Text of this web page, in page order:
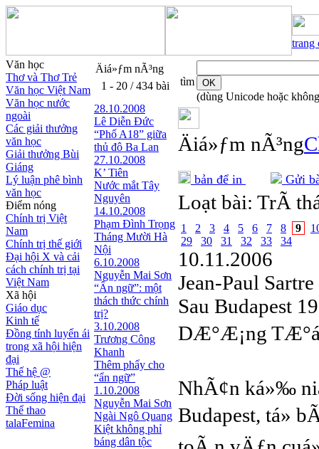
trang
Văn học
Thơ và Thơ Trẻ
Văn học Việt Nam
Văn học nước
ngoài
Các giải thưởng
văn học
Giải thưởng Bùi
Giáng
Lý luận phê bình
văn học
Điểm nóng
Chính trị Việt
Nam
Chính trị thế giới
Đại hội X và cải
cách chính trị tại
Việt Nam
Xã hội
Giáo dục
Kinh tế
Đồng tính luyến ái
trong xã hội hiện
đại
Thế hệ @
Pháp luật
Đời sống hiện đại
Thể thao
talaFemina
Äiá»ƒm nÃ³ng
1 - 20 / 434 bài
28.10.2008
Lê Diễn Đức
“Phố A18” giữa
thủ đô Ba Lan
27.10.2008
K’ Tiên
Nước mắt Tây
Nguyên
14.10.2008
Phạm Đình Trọng
Tháng Mười Hà
Nội
6.10.2008
Nguyễn Mai Sơn
“Ẩn ngữ”: một
thách thức chính
trị?
3.10.2008
Trương Công
Khanh
Thêm phẩy cho
“ẩn ngữ”
1.10.2008
Nguyễn Mai Sơn
Ngài Ngô Quang
Kiệt không phỉ
báng dân tộc
tìm
(dùng Unicode hoặc
Äiá»ƒm nÃ³ng
bản để in Gửi
Loạt bài: TrÃ­
1 2 3 4 5 6 7 8 9
29
30 31 32 33 34
10.11.2006
Jean-Paul Sartre
Sau Budapest
DÆ°Æ¡ng
NhÃ¢n ká»‰
Budapest, tá»